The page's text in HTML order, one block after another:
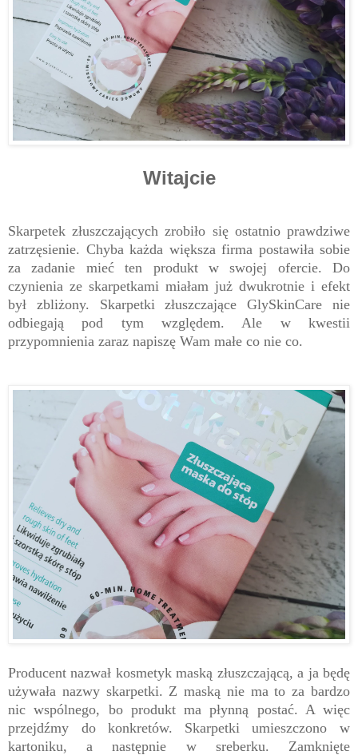
Witajcie
Skarpetek złuszczających zrobiło się ostatnio prawdziwe
zatrzęsienie. Chyba każda większa firma postawiła sobie
za zadanie mieć ten produkt w swojej ofercie. Do
czynienia ze skarpetkami miałam już dwukrotnie i efekt
był zbliżony. Skarpetki złuszczające GlySkinCare nie
odbiegają pod tym względem. Ale w kwestii
przypomnienia zaraz napiszę Wam małe co nie co.
Producent nazwał kosmetyk maską złuszczającą, a ja będę
używała nazwy skarpetki. Z maską nie ma to za bardzo
nic wspólnego, bo produkt ma płynną postać. A więc
przejdźmy do konkretów.
Skarpetki umieszczono w
kartoniku, a następnie w sreberku. Zamknięte